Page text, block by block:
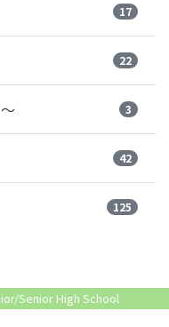
17
22
3
42
125
Senior High School